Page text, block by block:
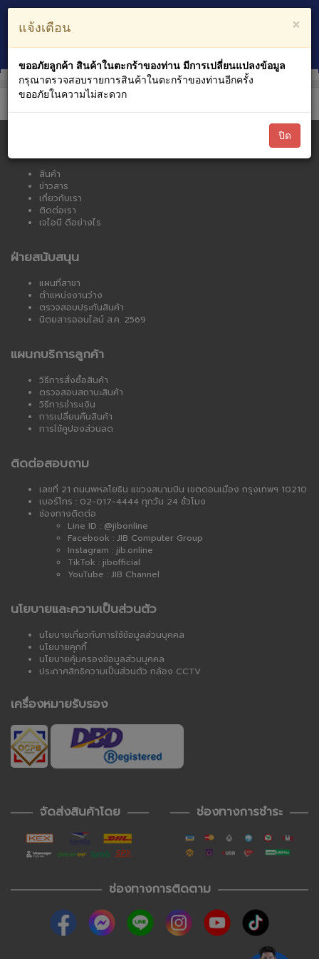
หมวดหมู่สินค้า
×
แจ้งเตือน
ขออภัยลูกค้า สินค้าในตะกร้าของท่าน มีการเปลี่ยนแปลงข้อมูล
กรุณาตรวจสอบรายการสินค้าในตะกร้าของท่านอีกครั้ง
ขออภัยในความไม่สะดวก
ปิด
สินค้า
ข่าวสาร
เกี่ยวกับเรา
ติดต่อเรา
เจไอบี ดีอย่างไร
ฝ่ายสนับสนุน
แผนที่สาขา
ตำแหน่งงานว่าง
ตรวจสอบประกันสินค้า
นิตยสารออนไลน์ ส.ค. 2569
แผนกบริการลูกค้า
วิธีการสั่งซื้อสินค้า
ตรวจสอบสถานะสินค้า
วิธีการชำระเงิน
การเปลี่ยนคืนสินค้า
การใช้คูปองส่วนลด
ติดต่อสอบถาม
เลขที่ 21 ถนนพหลโยธิน แขวงสนามบิน เขตดอนเมือง กรุงเทพฯ 10210
เบอร์โทร : 02-017-4444 ทุกวัน 24 ชั่วโมง
ช่องทางติดต่อ
Line ID : @jibonline
Facebook : JIB Computer Group
Instagram : jib.online
TikTok : jibofficial
YouTube : JIB Channel
นโยบายและความเป็นส่วนตัว
นโยบายเกี่ยวกับการใช้ข้อมูลส่วนบุคคล
นโยบายคุกกี้
นโยบายคุ้มครองข้อมูลส่วนบุคคล
ประกาศสิทธิความเป็นส่วนตัว กล้อง CCTV
เครื่องหมายรับรอง
จัดส่งสินค้าโดย ช่องทางการชำระ
ช่องทางการติดตาม